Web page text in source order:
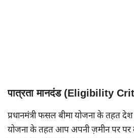
पात्रता मानदंड (Eligibility
प्रधानमंत्री फसल बीमा योजना के तहत
योजना के तहत आप अपनी ज़मीन पर पर